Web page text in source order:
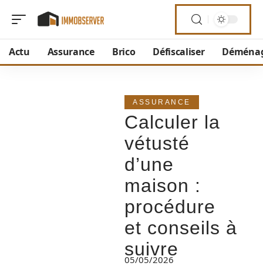
Actu Assurance Brico Défiscaliser
ASSURANCE
Calculer la
vétusté
d’une
maison :
procédure
et conseils à
suivre
05/05/2026